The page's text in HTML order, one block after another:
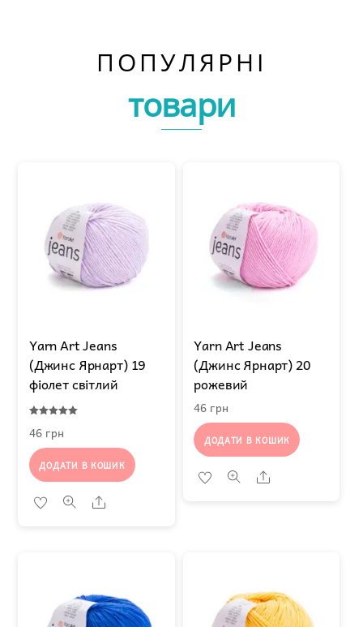
ПОПУЛЯРНІ
товари
Yarn Art Jeans
(Джинс Ярнарт) 19
фіолет світлий
5.00
46 грн
ДОДАТИ В КОШИК
Share
Yarn Art Jeans
(Джинс Ярнарт) 20
рожевий
46 грн
ДОДАТИ В КОШИК
Share